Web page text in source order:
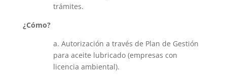
trámites.
¿Cómo?
a. Autorización a través de Plan de Gestión
para aceite lubricado (empresas con
licencia ambiental).